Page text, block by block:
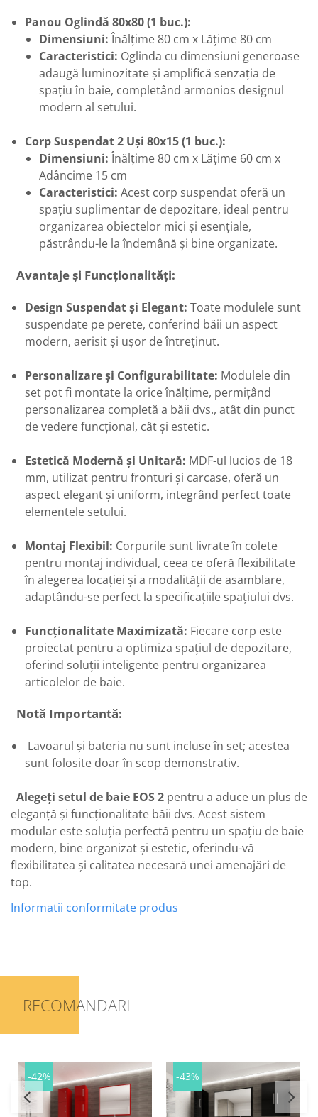
Panou Oglindă 80x80 (1 buc.):
Dimensiuni:Înălțime 80 cm x Lățime 80 cm
Caracteristici: Oglinda cu dimensiuni generoase
adaugă luminozitate și amplifică senzația de
spațiu în baie, completând armonios designul
modern al setului.
Corp Suspendat 2 Uși 80x15 (1 buc.):
Dimensiuni:Înălțime 80 cm x Lățime 60 cm x
Adâncime 15 cm
Caracteristici: Acest corp suspendat oferă un
spațiu suplimentar de depozitare, ideal pentru
organizarea obiectelor mici și esențiale,
păstrându-le la îndemână și bine organizate.
Avantaje și Funcționalități:
Design Suspendat și Elegant: Toate modulele sunt
suspendate pe perete, conferind băii un aspect
modern, aerisit și ușor de întreținut.
Personalizare și Configurabilitate: Modulele din
set pot fi montate la orice înălțime, permițând
personalizarea completă a băii dvs., atât din punct
de vedere funcțional, cât și estetic.
Estetică Modernă și Unitară: MDF-ul lucios de 18
mm, utilizat pentru fronturi și carcase, oferă un
aspect elegant și uniform, integrând perfect toate
elementele setului.
Montaj Flexibil: Corpurile sunt livrate în colete
pentru montaj individual, ceea ce oferă flexibilitate
în alegerea locației și a modalității de asamblare,
adaptându-se perfect la specificațiile spațiului dvs.
Funcționalitate Maximizată: Fiecare corp este
proiectat pentru a optimiza spațiul de depozitare,
oferind soluții inteligente pentru organizarea
articolelor de baie.
Notă Importantă:
Lavoarul și bateria nu sunt incluse în set; acestea
sunt folosite doar în scop demonstrativ.
Alegeți setul de baie EOS 2 pentru a aduce un plus de
eleganță și funcționalitate băii dvs. Acest sistem
modular este soluția perfectă pentru un spațiu de baie
modern, bine organizat și estetic, oferindu-vă
flexibilitatea și calitatea necesară unei amenajări de
top.
Informatii conformitate produs
RECOMANDARI
-42% -43%